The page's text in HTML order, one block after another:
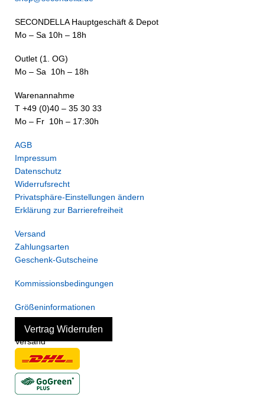
SECONDELLA Hauptgeschäft & Depot
Mo – Sa 10h – 18h
Outlet (1. OG)
Mo – Sa 10h – 18h
Warenannahme
T +49 (0)40 – 35 30 33
Mo – Fr 10h – 17:30h
AGB
Impressum
Datenschutz
Widerrufsrecht
Privatsphäre-Einstellungen ändern
Erklärung zur Barrierefreiheit
Versand
Zahlungsarten
Geschenk-Gutscheine
Kommissionsbedingungen
Größeninformationen
Vertrag Widerrufen
Versand